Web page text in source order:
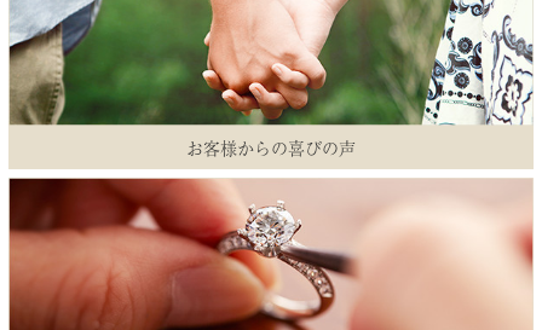
お客様からの喜びの声